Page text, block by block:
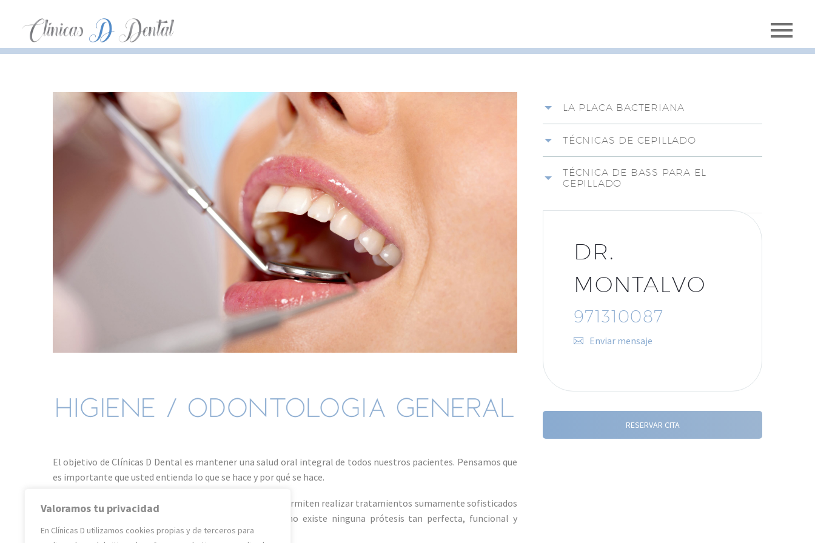
Valoramos tu privacidad
En Clínicas D utilizamos cookies propias y de terceros para
El objetivo de Clínicas D Dental es mantener una salud oral integral de todos nuestros pacientes. Pensamos que
es importante que usted entienda lo que se hace y por qué se hace.
Los avances de la Odontología en los últimos tiempos permiten realizar tratamientos sumamente sofisticados
para reponer piezas dentales perdidas. Sin embargo, no existe ninguna prótesis tan perfecta, funcional y
estéticamente, como los dientes propios.
LA PLACA BACTERIANA
TÉCNICAS DE CEPILLADO
TÉCNICA DE BASS PARA EL
CEPILLADO
DR.
MONTALVO
971310087
Enviar mensaje
RESERVAR CITA